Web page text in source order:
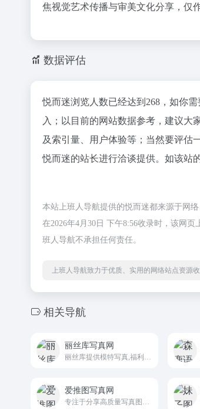
焦视觉艺术传播与审美文化分享，仅
数据评估
悦而迷浏览人数已经达到268，如你
入；以目前的网站数据参考，建议大
及索引量、用户体验等；当然要评估
悦而迷的站长进行洽谈提供。如该站
本站上班人导航提供的悦而迷都来源于网
在2026年4月30日 下午8:56收录时，该网
班人导航不承担任何责任。
上班人导航致力于优质、实用的网络站点资源
相关导航
丽丝库写真网
爱推图写真网